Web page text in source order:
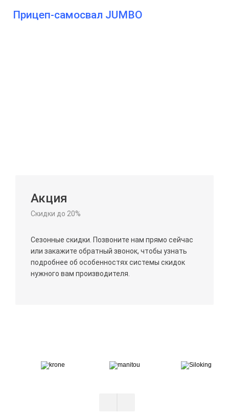
Прицеп-самосвал JUMBO
Акция
Скидки до 20%
Сезонные скидки. Позвоните нам прямо сейчас
или закажите обратный звонок, чтобы узнать
подробнее об особенностях системы скидок
нужного вам производителя.